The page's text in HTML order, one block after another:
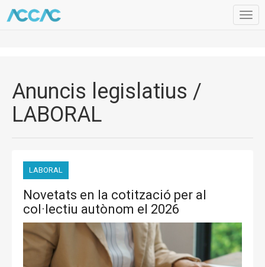
Anuncis legislatius /
LABORAL
LABORAL
Novetats en la cotització per al
col·lectiu autònom el 2026